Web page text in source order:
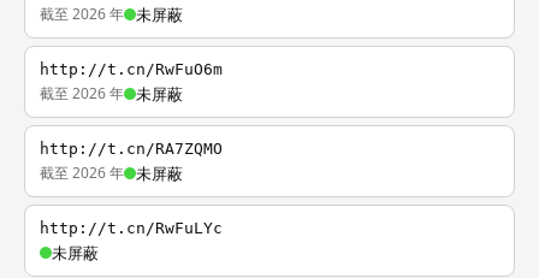
截至 2026 年 未屏蔽
http://t.cn/RwFuO6m
截至 2026 年 未屏蔽
http://t.cn/RA7ZQMO
截至 2026 年 未屏蔽
http://t.cn/RwFuLYc
未屏蔽